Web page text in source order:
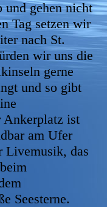
und gehen nicht
Tag setzen wir
nach St.
wir uns die
gerne
und so gibt
Ankerplatz ist
am Ufer
Livemusik, das
Seesterne.